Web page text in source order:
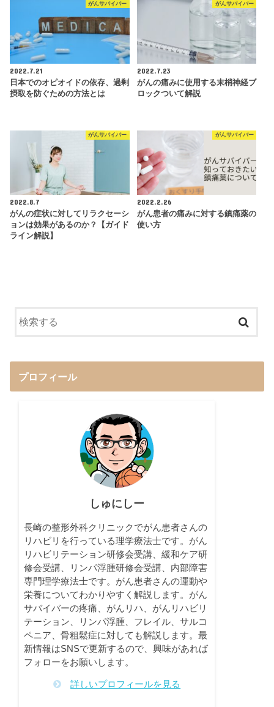
がんサバイバー
2022.7.21
日本でのオピオイドの依存、過剰
摂取を防ぐための方法とは
がんサバイバー
2022.7.23
がんの痛みに使用する末梢神経ブ
ロックついて解説
がんサバイバー
2022.8.7
がんの症状に対してリラクセーシ
ョンは効果があるのか？【ガイド
ライン解説】
がんサバイバー
2022.2.26
がん患者の痛みに対する鎮痛薬の
使い方
プロフィール
しゅにしー
長崎の整形外科クリニックでがん患者さんの
リハビリを行っている理学療法士です。がん
リハビリテーション研修会受講、緩和ケア研
修会受講、リンパ浮腫研修会受講、内部障害
専門理学療法士です。がん患者さんの運動や
栄養についてわかりやすく解説します。がん
サバイバーの疼痛、がんリハ、がんリハビリ
テーション、リンパ浮腫、フレイル、サルコ
ペニア、骨粗鬆症に対しても解説します。最
新情報はSNSで更新するので、興味があれば
フォローをお願いします。
詳しいプロフィールを見る